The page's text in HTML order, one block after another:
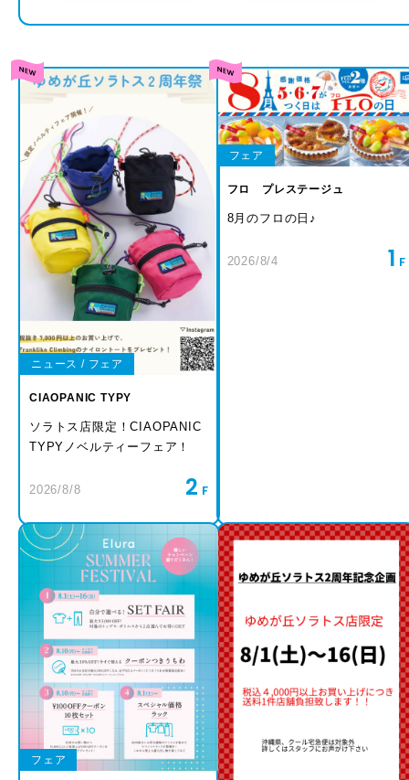
ニュース / フェア
CIAOPANIC TYPY
ソラトス店限定！CIAOPANIC
TYPYノベルティーフェア！
2026/8/8 2
フェア
フロ プレステージュ
8月のフロの日♪
2026/8/4 1
フェア